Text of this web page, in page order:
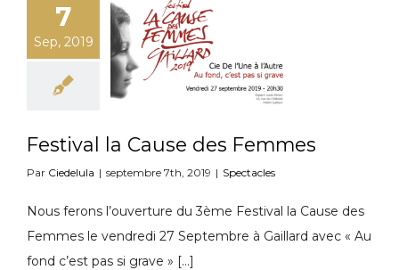
7
Sep, 2019
Festival la Cause des Femmes
Par Ciedelula | septembre 7th, 2019 | Spectacles
Nous ferons l’ouverture du 3ème Festival la Cause des
Femmes le vendredi 27 Septembre à Gaillard avec « Au
fond c’est pas si grave » […]